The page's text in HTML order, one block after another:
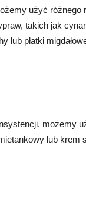
użyć różnego
takich jak
lub płatki
możemy
lub krem